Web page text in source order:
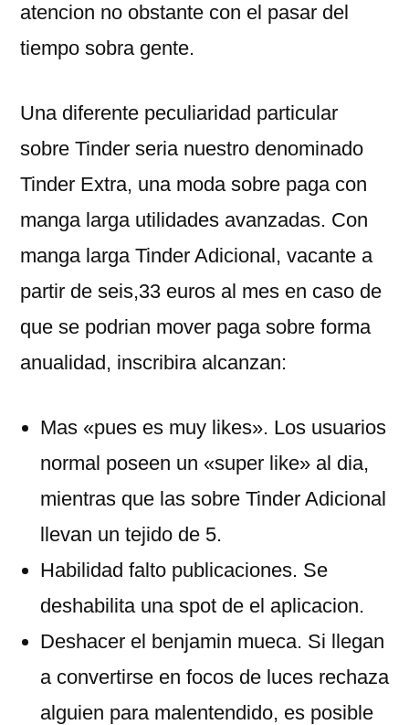
atencion no obstante con el pasar del
tiempo sobra gente.
Una diferente peculiaridad particular
sobre Tinder seri­a nuestro denominado
Tinder Extra, una moda sobre paga con
manga larga utilidades avanzadas. Con
manga larga Tinder Adicional, vacante a
partir de seis,33 euros al mes en caso de
que se podri­an mover paga sobre forma
anualidad, inscribira alcanzan:
Mas «pues es muy likes». Los usuarios
normal poseen un «super like» al dia,
mientras que las sobre Tinder Adicional
llevan un tejido de 5.
Habilidad falto publicaciones. Se
deshabilita una spot de el aplicacion.
Deshacer el benjamin mueca. Si llegan
a convertirse en focos de luces rechaza
alguien para malentendido, es posible